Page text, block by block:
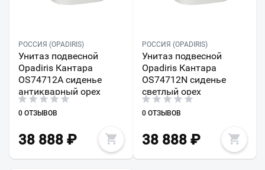
РОССИЯ (OPADIRIS)
Унитаз подвесной
Opadiris Кантара
OS74712A сиденье
антикварный орех
0 ОТЗЫВОВ
38 888 ₽
РОССИЯ (OPADIRIS)
Унитаз подвесной
Opadiris Кантара
OS74712N сиденье
светлый орех
0 ОТЗЫВОВ
38 888₽